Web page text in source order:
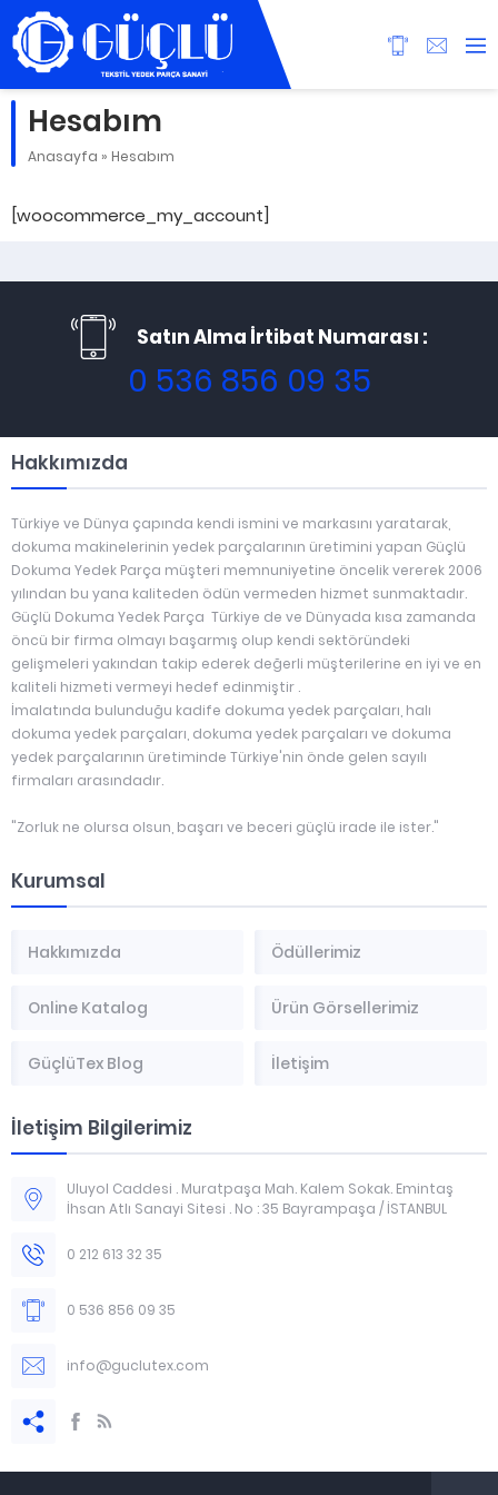
Hesabım
Anasayfa » Hesabım
[woocommerce_my_account]
Satın Alma İrtibat Numarası :
0 536 856 09 35
Hakkımızda
Türkiye ve Dünya çapında kendi ismini ve markasını yaratarak,
dokuma makinelerinin yedek parçalarının üretimini yapan Güçlü
Dokuma Yedek Parça müşteri memnuniyetine öncelik vererek 2006
yılından bu yana kaliteden ödün vermeden hizmet sunmaktadır.
Güçlü Dokuma Yedek Parça Türkiye de ve Dünyada kısa zamanda
öncü bir firma olmayı başarmış olup kendi sektöründeki
gelişmeleri yakından takip ederek değerli müşterilerine en iyi ve en
kaliteli hizmeti vermeyi hedef edinmiştir .
İmalatında bulunduğu kadife dokuma yedek parçaları, halı
dokuma yedek parçaları, dokuma yedek parçaları ve dokuma
yedek parçalarının üretiminde Türkiye'nin önde gelen sayılı
firmaları arasındadır.
"Zorluk ne olursa olsun, başarı ve beceri güçlü irade ile ister."
Kurumsal
Hakkımızda Ödüllerimiz
Online Katalog Ürün Görsellerimiz
GüçlüTex Blog İletişim
İletişim Bilgilerimiz
Uluyol Caddesi . Muratpaşa Mah. Kalem Sokak. Emintaş
İhsan Atlı Sanayi Sitesi . No : 35 Bayrampaşa / İSTANBUL
0 212 613 32 35
0 536 856 09 35
info@guclutex.com